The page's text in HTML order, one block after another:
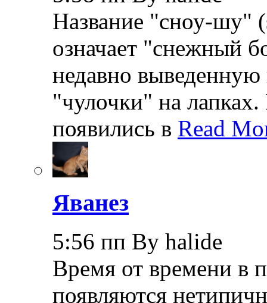
Название "сноу-шу"
означает "снежный
недавно выведенную
"чулочки" на
появились в Read
Яванез
5:56 пп By halide
Время от времени в
появляются